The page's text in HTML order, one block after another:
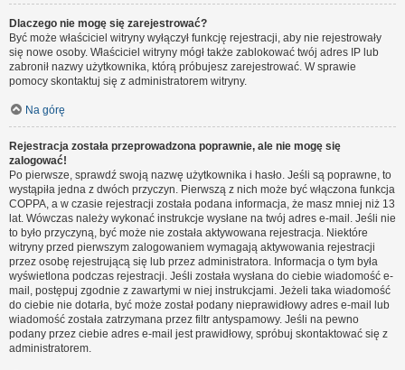
Dlaczego nie mogę się zarejestrować?
Być może właściciel witryny wyłączył funkcję rejestracji, aby nie rejestrowały
się nowe osoby. Właściciel witryny mógł także zablokować twój adres IP lub
zabronił nazwy użytkownika, którą próbujesz zarejestrować. W sprawie
pomocy skontaktuj się z administratorem witryny.
Na górę
Rejestracja została przeprowadzona poprawnie, ale nie mogę się
zalogować!
Po pierwsze, sprawdź swoją nazwę użytkownika i hasło. Jeśli są poprawne, to
wystąpiła jedna z dwóch przyczyn. Pierwszą z nich może być włączona funkcja
COPPA, a w czasie rejestracji została podana informacja, że masz mniej niż 13
lat. Wówczas należy wykonać instrukcje wysłane na twój adres e-mail. Jeśli nie
to było przyczyną, być może nie została aktywowana rejestracja. Niektóre
witryny przed pierwszym zalogowaniem wymagają aktywowania rejestracji
przez osobę rejestrującą się lub przez administratora. Informacja o tym była
wyświetlona podczas rejestracji. Jeśli została wysłana do ciebie wiadomość e-
mail, postępuj zgodnie z zawartymi w niej instrukcjami. Jeżeli taka wiadomość
do ciebie nie dotarła, być może został podany nieprawidłowy adres e-mail lub
wiadomość została zatrzymana przez filtr antyspamowy. Jeśli na pewno
podany przez ciebie adres e-mail jest prawidłowy, spróbuj skontaktować się z
administratorem.